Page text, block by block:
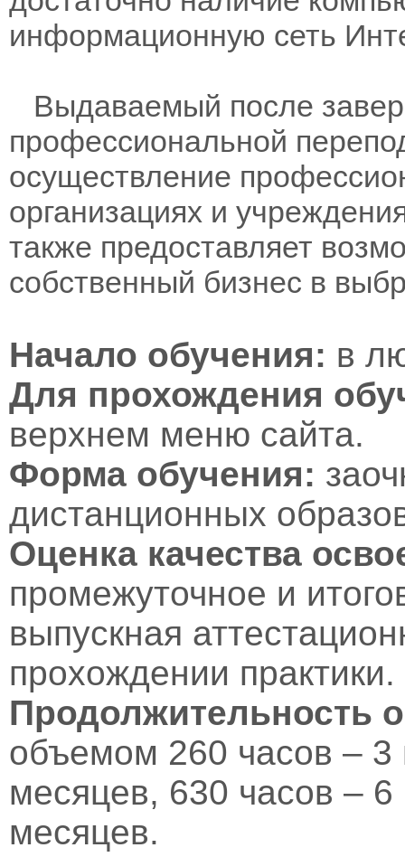
информационную сеть
Выдаваемый после
профессиональной
осуществление
организациях и
также предоставляет
собственный бизнес в
Начало обучения: в
Для прохождения
верхнем меню сайта.
Форма обучения:
дистанционных
Оценка качества
промежуточное и
выпускная
прохождении практики.
Продолжительность
объемом 260 часов –
месяцев, 630 часов –
месяцев.